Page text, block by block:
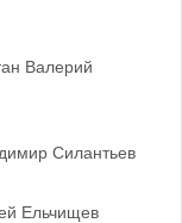
Валерий
Силантьев
Ельчищев